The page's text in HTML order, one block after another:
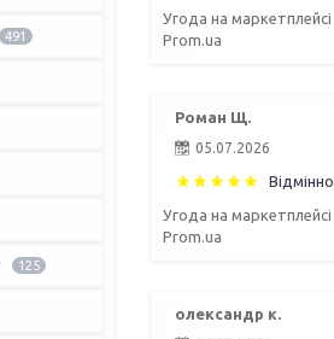
Угода на маркетплейсі
Prom.ua
Роман Щ.
05.07.2026
Відмінно
Угода на маркетплейсі
Prom.ua
олександр к.
491
125